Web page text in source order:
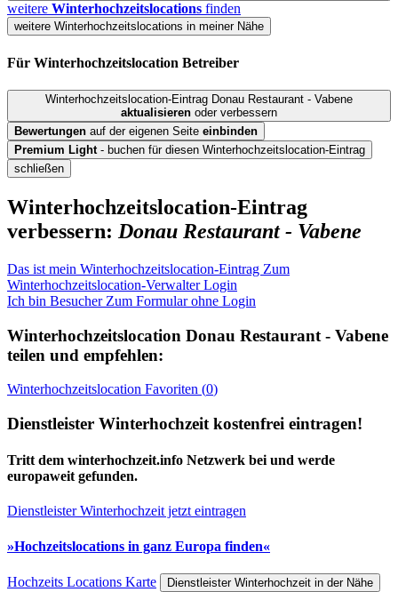
weitere Winterhochzeitslocations finden
weitere Winterhochzeitslocations in meiner Nähe
Für Winterhochzeitslocation Betreiber
Winterhochzeitslocation-Eintrag Donau Restaurant - Vabene
aktualisieren oder verbessern
Bewertungen auf der eigenen Seite einbinden
Premium Light - buchen für diesen Winterhochzeitslocation-Eintrag
schließen
Winterhochzeitslocation-Eintrag
verbessern: Donau Restaurant - Vabene
Das ist mein Winterhochzeitslocation-Eintrag Zum
Winterhochzeitslocation-Verwalter Login
Ich bin Besucher Zum Formular ohne Login
Winterhochzeitslocation Donau Restaurant - Vabene
teilen und empfehlen:
Winterhochzeitslocation Favoriten (0)
Dienstleister Winterhochzeit kostenfrei eintragen!
Tritt dem winterhochzeit.info Netzwerk bei und werde
europaweit gefunden.
Dienstleister Winterhochzeit jetzt eintragen
»Hochzeitslocations in ganz Europa finden«
Hochzeits Locations Karte Dienstleister Winterhochzeit in der Nähe